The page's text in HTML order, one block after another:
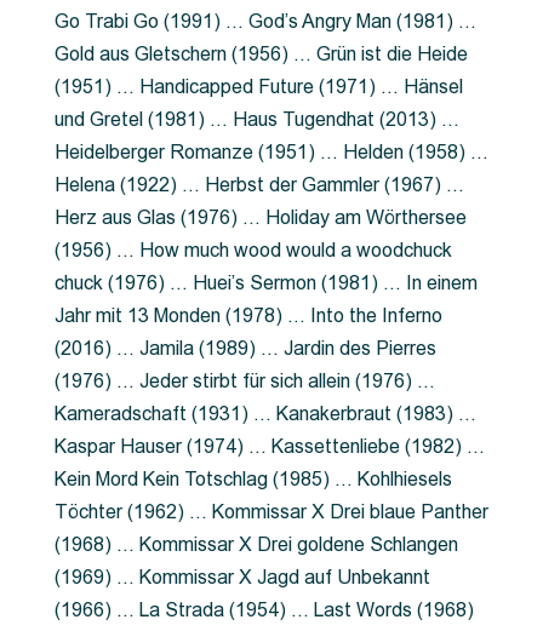
Go Trabi Go (1991) … God’s Angry Man (1981) …
Gold aus Gletschern (1956) … Grün ist die Heide
(1951) … Handicapped Future (1971) … Hänsel
und Gretel (1981) … Haus Tugendhat (2013) …
Heidelberger Romanze (1951) … Helden (1958) …
Helena (1922) … Herbst der Gammler (1967) …
Herz aus Glas (1976) … Holiday am Wörthersee
(1956) … How much wood would a woodchuck
chuck (1976) … Huei’s Sermon (1981) … In einem
Jahr mit 13 Monden (1978) … Into the Inferno
(2016) … Jamila (1989) … Jardin des Pierres
(1976) … Jeder stirbt für sich allein (1976) …
Kameradschaft (1931) … Kanakerbraut (1983) …
Kaspar Hauser (1974) … Kassettenliebe (1982) …
Kein Mord Kein Totschlag (1985) … Kohlhiesels
Töchter (1962) … Kommissar X Drei blaue Panther
(1968) … Kommissar X Drei goldene Schlangen
(1969) … Kommissar X Jagd auf Unbekannt
(1966) … La Strada (1954) … Last Words (1968)